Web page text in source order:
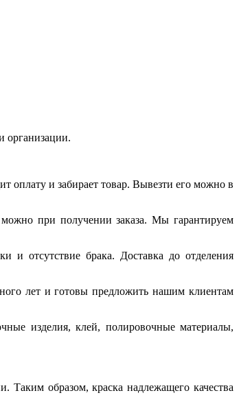
организации.
оплату и забирает товар. Вывезти его можно в
при получении заказа. Мы гарантируем
и отсутствие брака. Доставка до отделения
лет и готовы предложить нашим клиентам
изделия, клей, полировочные материалы,
Таким образом, краска надлежащего качества